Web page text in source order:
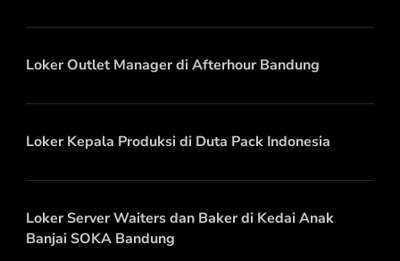
Loker Outlet Manager di Afterhour Bandung
Loker Kepala Produksi di Duta Pack Indonesia
Loker Server Waiters dan Baker di Kedai Anak
Banjai SOKA Bandung